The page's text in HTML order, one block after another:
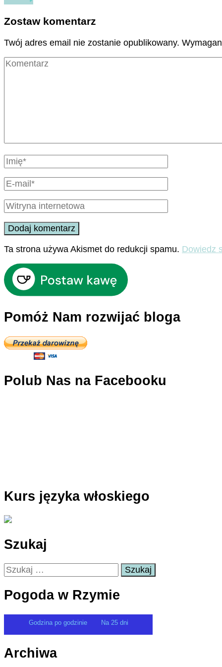
Zostaw komentarz
Twój adres email nie zostanie opublikowany.
Ta strona używa Akismet do redukcji spamu. Dowiedz
Pomóż Nam rozwijać bloga
Polub Nas na Facebooku
Kurs języka włoskiego
Szukaj
Szukaj:
Pogoda w Rzymie
Godzina po godzinie Na 25 dni
Archiwa